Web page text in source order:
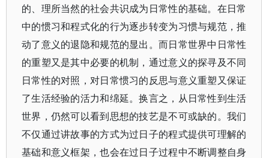
的、理所当然的社会共识成为日常性的基础。在日常
中的惯习和程式化的行为逐步转变为习惯与规范，推
动了意义的退隐和规范的显出。而日常世界中日常性
的重塑又是其中必要的机制，通过意义的探寻及不同
日常性的对照，对日常惯习的反思与意义重塑又保证
了生活经验的活力和绵延。换言之，从日常性到生活
世界，仍然可以看到思想的技艺是不可或缺的。我们
不仅通过讲故事的方式为过日子的程式提供可理解的
基础和意义框架，也会在过日子过程中不断调整自身